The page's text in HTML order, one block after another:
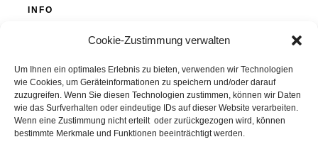
Cookie-Zustimmung verwalten
Um Ihnen ein optimales Erlebnis zu bieten, verwenden wir Technologien
wie Cookies, um Geräteinformationen zu speichern und/oder darauf
zuzugreifen. Wenn Sie diesen Technologien zustimmen, können wir Daten
wie das Surfverhalten oder eindeutige IDs auf dieser Website verarbeiten.
Wenn eine Zustimmung nicht erteilt oder zurückgezogen wird, können
bestimmte Merkmale und Funktionen beeinträchtigt werden.
INFO
Cookie-Richtlinie (EU)
Chemnitzer Trennwände GmbH & Co. KG
Auer Straße 36, 09366 Stollberg, Deutschland